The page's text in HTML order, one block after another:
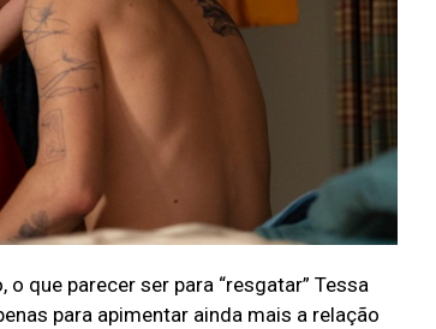
o que parecer ser para “resgatar” Tessa
para apimentar ainda mais a relação